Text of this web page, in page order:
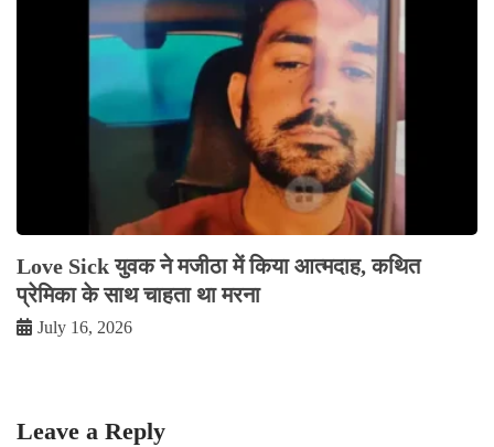
Love Sick युवक ने मजीठा में किया आत्मदाह, कथित
प्रेमिका के साथ चाहता था मरना
July 16, 2026
Leave a Reply